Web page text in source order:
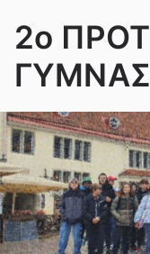
content
2ο